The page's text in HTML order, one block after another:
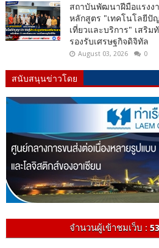
สถาบันพัฒนาฝีมือแรงง
หลักสูตร "เทคโนโลยีปั
เที่ยวและบริการ" เสริม
รองรับเศรษฐกิจดิจิทัล
August 03, 2026 0
สนับสนุนข่าวโดย
จำนวนผู้เข้าชมเว็บ :